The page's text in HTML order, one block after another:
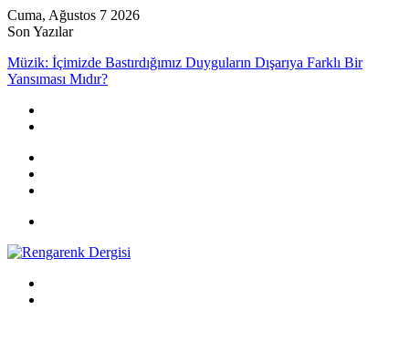
Cuma, Ağustos 7 2026
Son Yazılar
Müzik: İçimizde Bastırdığımız Duyguların Dışarıya Farklı Bir
Yansıması Mıdır?